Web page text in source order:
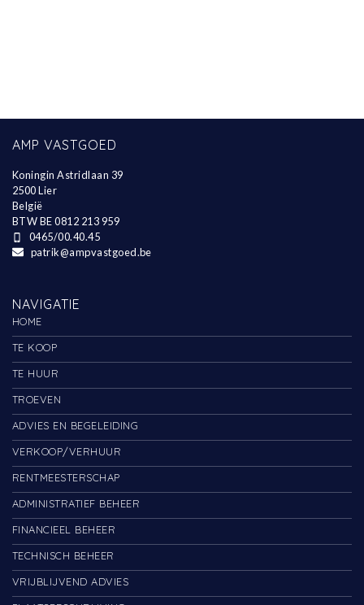
AMP VASTGOED
Koningin Astridlaan 39
2500 Lier
België
BTW BE 0812 213 959
0465/00.40.45
patrik@ampvastgoed.be
NAVIGATIE
HOME
TE KOOP
TE HUUR
TROEVEN
ADVIES EN BEGELEIDING
VERKOOP/VERHUUR
RENTMEESTERSCHAP
ADMINISTRATIEF BEHEER
FINANCIEEL BEHEER
TECHNISCH BEHEER
VRIJBLIJVEND ADVIES